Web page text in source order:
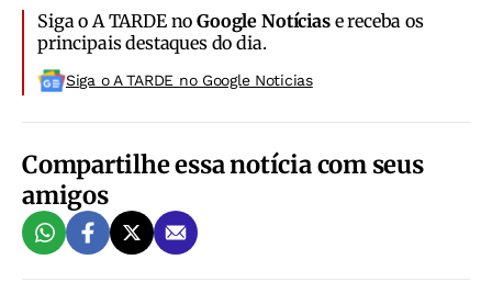
Siga o A TARDE noGoogle Notíciase receba os
principais destaques do dia.
Siga o A TARDE no Google Noticias
Compartilhe essa notícia com seus
amigos